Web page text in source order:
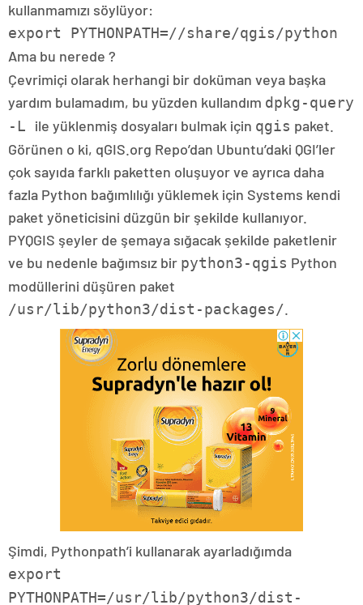
kullanmamızı söylüyor:
export PYTHONPATH=//share/qgis/python
Ama bu nerede ?
Çevrimiçi olarak herhangi bir doküman veya başka
yardım bulamadım, bu yüzden kullandım dpkg-query
-L ile yüklenmiş dosyaları bulmak için qgis paket.
Görünen o ki, qGIS.org Repo’dan Ubuntu’daki QGI’ler
çok sayıda farklı paketten oluşuyor ve ayrıca daha
fazla Python bağımlılığı yüklemek için Systems kendi
paket yöneticisini düzgün bir şekilde kullanıyor.
PYQGIS şeyler de şemaya sığacak şekilde paketlenir
ve bu nedenle bağımsız bir python3-qgis Python
modüllerini düşüren paket
/usr/lib/python3/dist-packages/
Şimdi, Pythonpath’i kullanarak ayarladığımda
export
PYTHONPATH=/usr/lib/python3/dist-